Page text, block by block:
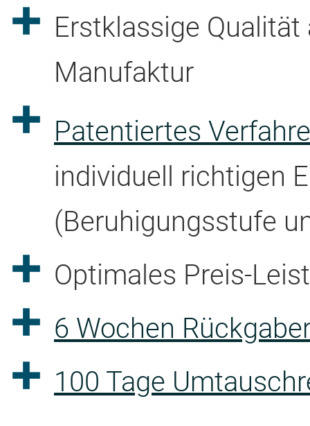
Erstklassige
Manufaktur
Patentiertes
individuell richtigen
(Beruhigungsstufe
Optimales Preis-
6 Wochen
100 Tage